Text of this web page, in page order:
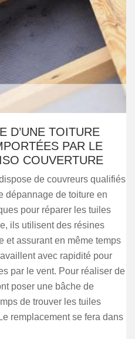
D’UNE TOITURE
PAR LE
COUVERTURE
de couvreurs qualifiés
dépannage de toiture en
pour réparer les tuiles
ils utilisent des résines
et assurant en même temps
avec rapidité pour
par le vent. Pour réaliser de
poser une bâche de
de trouver les tuiles
remplacement se fera dans